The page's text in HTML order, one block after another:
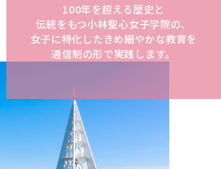
100年を超える歴史と
伝統をもつ小林聖心女子学院の、
女子に特化したきめ細やかな教育を
通信制の形で実践します。